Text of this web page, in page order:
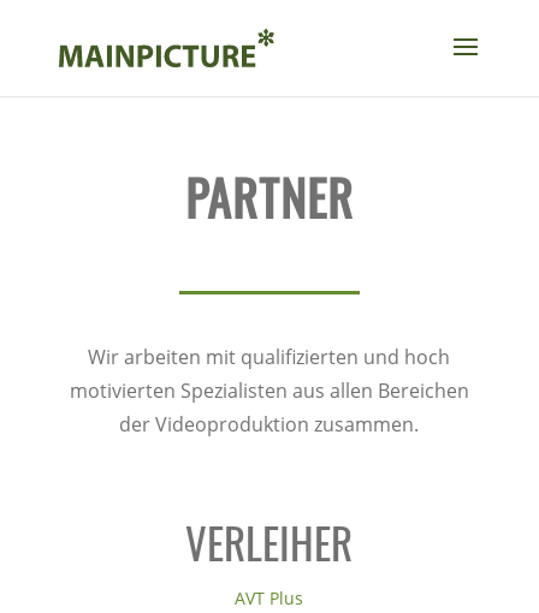
PARTNER
Wir arbeiten mit qualifizierten und hoch
motivierten Spezialisten aus allen Bereichen
der Videoproduktion zusammen.
VERLEIHER
AVT Plus